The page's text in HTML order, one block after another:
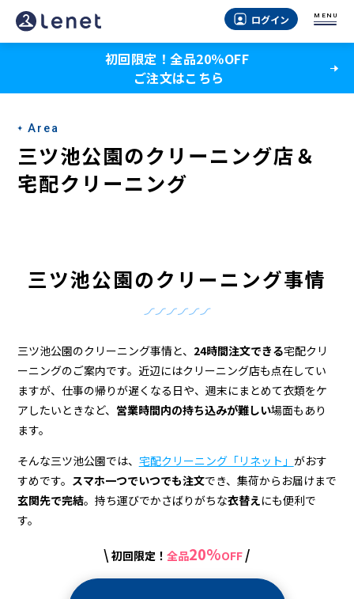
三
ツ
公
園
の
ク
店
＆
宅
配
ク
リ
ー
ログイン MENU
初回限定！全品20％OFF
ご注文はこちら
Area
三ツ池公園のクリーニング店＆
宅配クリーニング
三ツ池公園のクリーニング事情
三ツ池公園のクリーニング事情と、 24時間注文できる宅配クリ
ーニングのご案内です。近辺にはクリーニング店も点在してい
ますが、仕事の帰りが遅くなる日や、週末にまとめて衣類をケ
アしたいときなど、 営業時間内の持ち込みが難しい場面もあり
ます。
そんな三ツ池公園では、 宅配クリーニング「リネット」 がおす
すめです。 スマホ一つでいつでも注文でき、集荷からお届けまで
玄関先で完結。持ち運びでかさばりがちな衣替えにも便利で
す。
\ 初回限定！ 全品20%OFF /